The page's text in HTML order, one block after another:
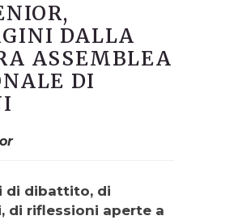
DALLA
ASSEMBLEA
DI
di dibattito, di
di riflessioni aperte a